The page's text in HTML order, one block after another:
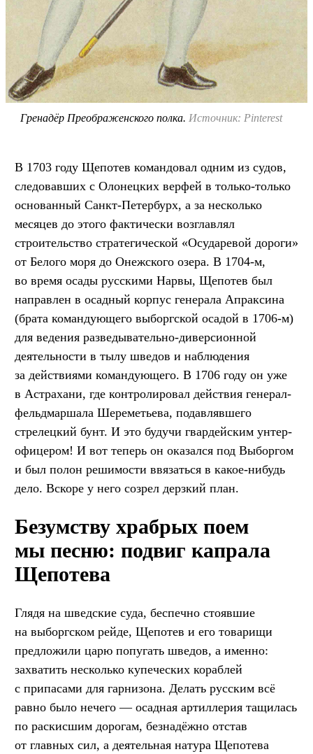
Гренадёр Преображенского полка. Источник: Pinterest
В 1703 году Щепотев командовал одним из судов,
следовавших с Олонецких верфей в только-только
основанный Санкт-Петербурх, а за несколько
месяцев до этого фактически возглавлял
строительство стратегической «Осударевой дороги»
от Белого моря до Онежского озера. В 1704-м,
во время осады русскими Нарвы, Щепотев был
направлен в осадный корпус генерала Апраксина
(брата командующего выборгской осадой в 1706-м)
для ведения разведывательно-диверсионной
деятельности в тылу шведов и наблюдения
за действиями командующего. В 1706 году он уже
в Астрахани, где контролировал действия генерал-
фельдмаршала Шереметьева, подавлявшего
стрелецкий бунт. И это будучи гвардейским унтер-
офицером! И вот теперь он оказался под Выборгом
и был полон решимости ввязаться в какое-нибудь
дело. Вскоре у него созрел дерзкий план.
Безумству храбрых поем
мы песню: подвиг капрала
Щепотева
Глядя на шведские суда, беспечно стоявшие
на выборгском рейде, Щепотев и его товарищи
предложили царю попугать шведов, а именно:
захватить несколько купеческих кораблей
с припасами для гарнизона. Делать русским всё
равно было нечего — осадная артиллерия тащилась
по раскисшим дорогам, безнадёжно отстав
от главных сил, а деятельная натура Щепотева